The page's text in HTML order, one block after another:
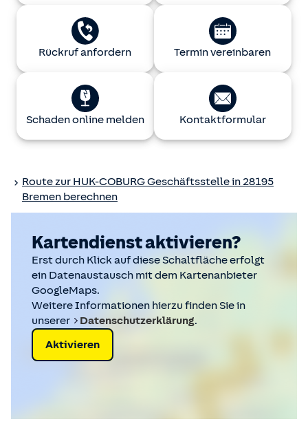
Rückruf anfordern Termin vereinbaren
Schaden online melden Kontaktformular
Route zur HUK-COBURGGeschäftsstelle in 28195
Bremen berechnen
Kartendienst aktivieren?
Erst durch Klick auf diese Schaltfläche erfolgt
ein Datenaustausch mit dem Kartenanbieter
GoogleMaps.
Weitere Informationen hierzu finden Sie in
unserer
Datenschutzerklärung.
Aktivieren